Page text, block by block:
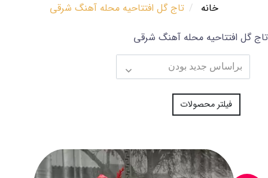
خانه
تاج گل افتتاحیه محله آهنگ شرقی
تاج گل افتتاحیه محله آهنگ شرقی
فیلتر محصولات